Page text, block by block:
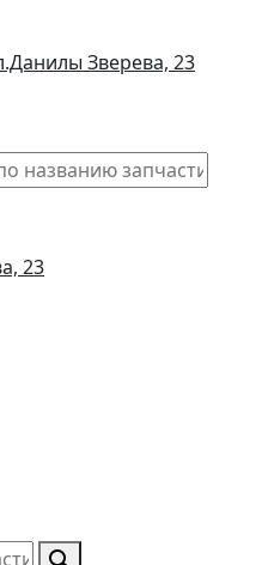
Зверева, 23
23